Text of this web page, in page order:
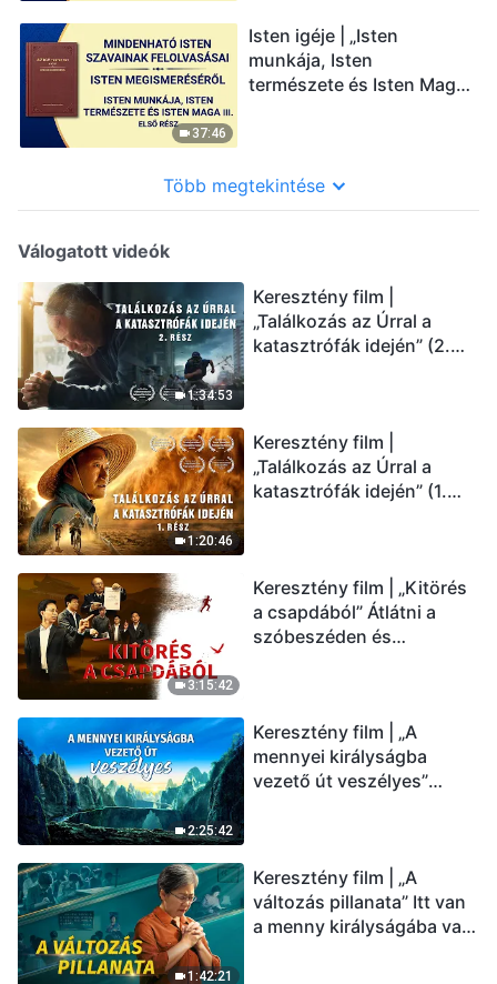
37:46
Isten igéje | „Isten
munkája, Isten
természete és Isten Maga
Több megtekintése
Válogatott videók
1:34:53
Keresztény film |
„Találkozás az Úrral a
katasztrófák idején” (2.
országába? (Magyar
szinkron)
1:20:46
Keresztény film |
„Találkozás az Úrral a
katasztrófák idején” (1.
3:15:42
Keresztény film | „Kitörés
a csapdából” Átlátni a
szóbeszéden és
2:25:42
Keresztény film | „A
mennyei királyságba
vezető út veszélyes”
1:42:21
Keresztény film | „A
változás pillanata” Itt van
a menny királyságába való